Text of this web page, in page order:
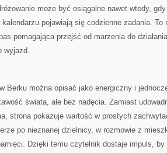
może być osiągalne nawet wtedy,
pojawiają się codzienne zadania. To
pomagająca przejść od marzenia do
wyjazd.
Berku można opisać jako energiczny i
świata, ale bez nadęcia. Zamiast
strona pokazuje wartość w prostych
po nieznanej dzielnicy, w rozmowie z
Dzięki temu czytelnik dostaje impuls,